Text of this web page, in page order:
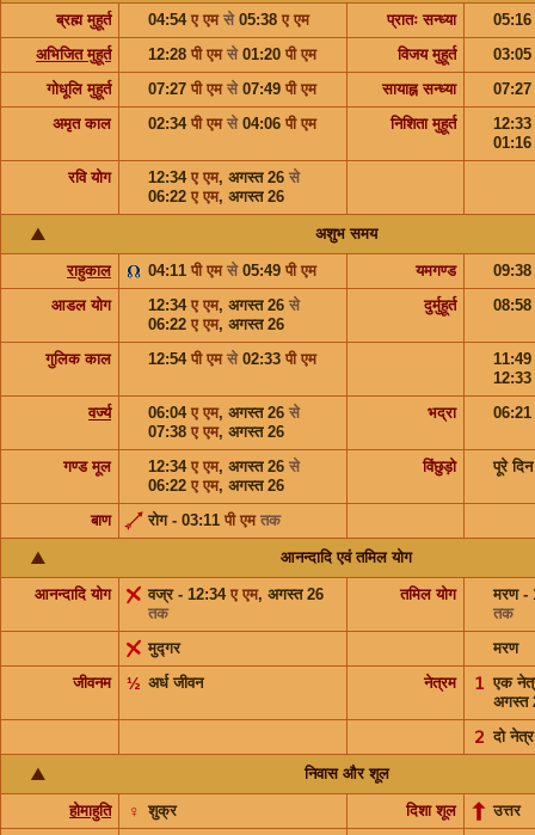
ब्रह्म मुहूर्त 04:54 ए एम से 05:38 ए एम प्रातः सन्ध्या
05:16
अभिजित मुहूर्त
12:28 पी एम से 01:20 पी एम विजय मुहूर्त
03:05
गोधूलि मुहूर्त
07:27 पी एम से 07:49 पी एम सायाह्न सन्ध्या
07:27
अमृत काल
02:34 पी एम से 04:06 पी एम निशिता मुहूर्त
12:33
01:16
रवि योग
12:34 ए एम, अगस्त 26 से
06:22 ए एम, अगस्त 26
अशुभ समय
राहुकाल 04:11 पी एम से 05:49 पी एम यमगण्ड
09:38
आडल योग
12:34 ए एम, अगस्त 26 से
06:22 ए एम, अगस्त 26
दुर्मुहूर्त 08:58
गुलिक काल 12:54 पी एम से 02:33 पी एम
11:49
12:33
वर्ज्य
06:04 ए एम, अगस्त 26 से
07:38 ए एम, अगस्त 26
भद्रा 06:21
गण्ड मूल 12:34 ए एम, अगस्त 26 से
06:22 ए एम, अगस्त 26
विंछुड़ो पूरे दिन
बाण रोग - 03:11 पी एम तक
आनन्दादि एवं तमिल योग
आनन्दादि योग वज्र - 12:34 ए एम, अगस्त 26
तक
तमिल योग
मरण -
तक
मुद्गर
मरण
जीवनम
अर्ध जीवन
½ नेत्रम
एक
अगस्त
𝟣
दो नेत्र
𝟤
निवास और शूल
होमाहुति शुक्र
♀ दिशा शूल
उत्तर